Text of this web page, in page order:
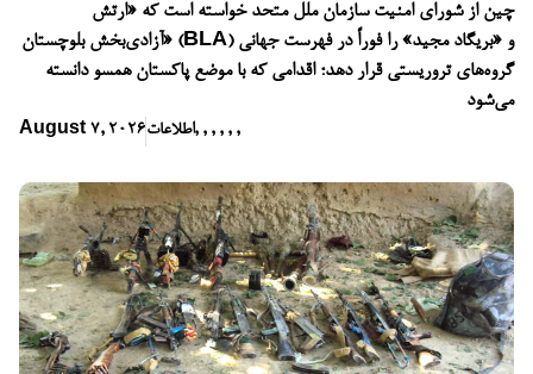
چین از شورای امنیت سازمان ملل متحد خواسته است که «ارتش
آزادی‌بخش بلوچستان» (BLA) و «بریگاد مجید» را فوراً در فهرست جهانی
گروه‌های تروریستی قرار دهد؛ اقدامی که با موضع پاکستان همسو دانسته
می‌شود
August 7, 2026اطلاعات, , , , , ,